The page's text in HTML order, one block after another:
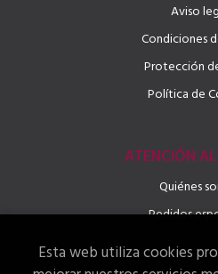
Aviso
Condiciones
Protección
Política de
ATENCIÓN
Quiénes
Pedidos
Esta web utiliza cookies